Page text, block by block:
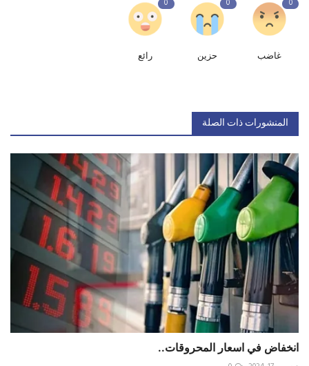
0
غاضب
0
حزين
0
رائع
المنشورات ذات الصلة
انخفاض في اسعار المحروقات..